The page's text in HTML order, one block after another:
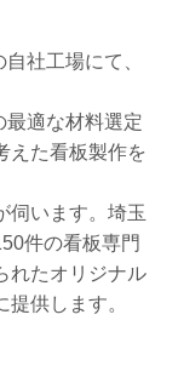
社工場にて、
最適な材料選定
えた看板製作を
伺います。埼玉
件の看板専門
れたオリジナル
供します。